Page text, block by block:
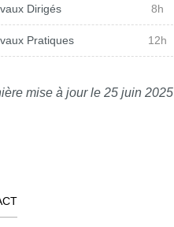
Dirigés 8h
Pratiques 12h
mise à jour le 25 juin 2025